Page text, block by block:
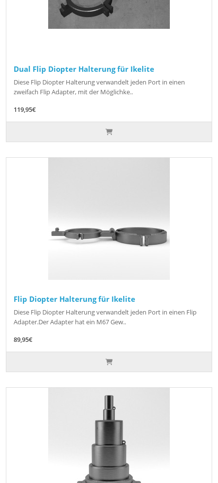
Dual Flip Diopter Halterung für Ikelite
Diese Flip Diopter Halterung verwandelt jeden Port in einen
zweifach Flip Adapter, mit der Möglichke..
119,95€
Flip Diopter Halterung für Ikelite
Diese Flip Diopter Halterung verwandelt jeden Port in einen Flip
Adapter.Der Adapter hat ein M67 Gew..
89,95€